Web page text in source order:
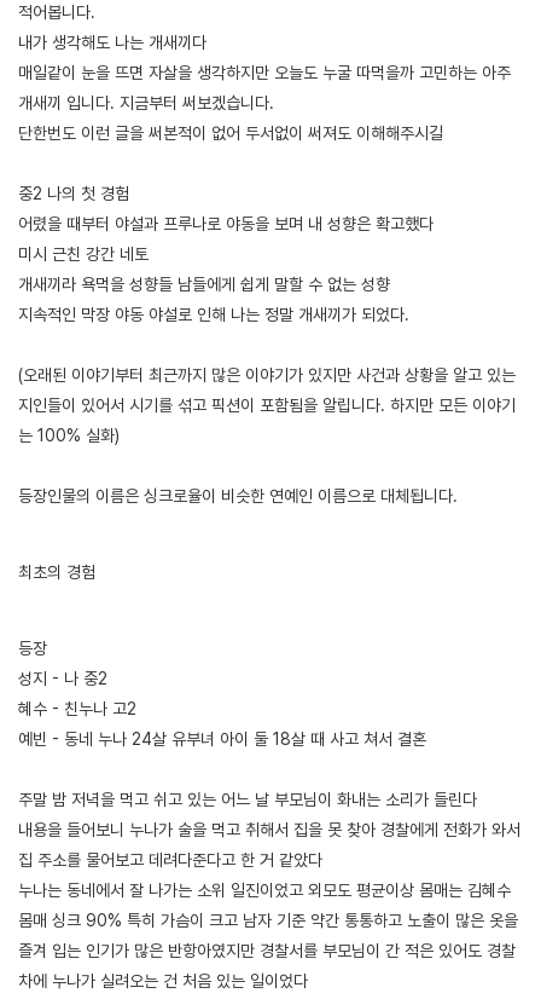
적어봅니다.
내가 생각해도 나는 개새끼다
매일같이 눈을 뜨면 자살을 생각하지만 오늘도 누굴 따먹을까 고민하는 아주
개새끼 입니다. 지금부터 써보겠습니다.
단한번도 이런 글을 써본적이 없어 두서없이 써져도 이해해주시길
중2 나의 첫 경험
어렸을 때부터 야설과 프루나로 야동을 보며 내 성향은 확고했다
미시 근친 강간 네토
개새끼라 욕먹을 성향들 남들에게 쉽게 말할 수 없는 성향
지속적인 막장 야동 야설로 인해 나는 정말 개새끼가 되었다.
(오래된 이야기부터 최근까지 많은 이야기가 있지만 사건과 상황을 알고 있는
지인들이 있어서 시기를 섞고 픽션이 포함됨을 알립니다. 하지만 모든 이야기
는 100% 실화)
등장인물의 이름은 싱크로율이 비슷한 연예인 이름으로 대체됩니다.
최초의 경험
등장
성지 - 나 중2
혜수 - 친누나 고2
예빈 - 동네 누나 24살 유부녀 아이 둘 18살 때 사고 쳐서 결혼
주말 밤 저녁을 먹고 쉬고 있는 어느 날 부모님이 화내는 소리가 들린다
내용을 들어보니 누나가 술을 먹고 취해서 집을 못 찾아 경찰에게 전화가 와서
집 주소를 물어보고 데려다준다고 한 거 같았다
누나는 동네에서 잘 나가는 소위 일진이었고 외모도 평균이상 몸매는 김혜수
몸매 싱크 90% 특히 가슴이 크고 남자 기준 약간 통통하고 노출이 많은 옷을
즐겨 입는 인기가 많은 반항아였지만 경찰서를 부모님이 간 적은 있어도 경찰
차에 누나가 실려오는 건 처음 있는 일이었다